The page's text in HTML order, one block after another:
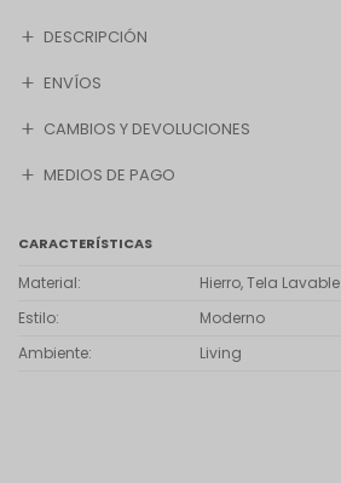
DESCRIPCIÓN
ENVÍOS
CAMBIOS Y DEVOLUCIONES
MEDIOS DE PAGO
CARACTERÍSTICAS
Material
Hierro, Tela Lavable
Estilo
Moderno
Ambiente
Living